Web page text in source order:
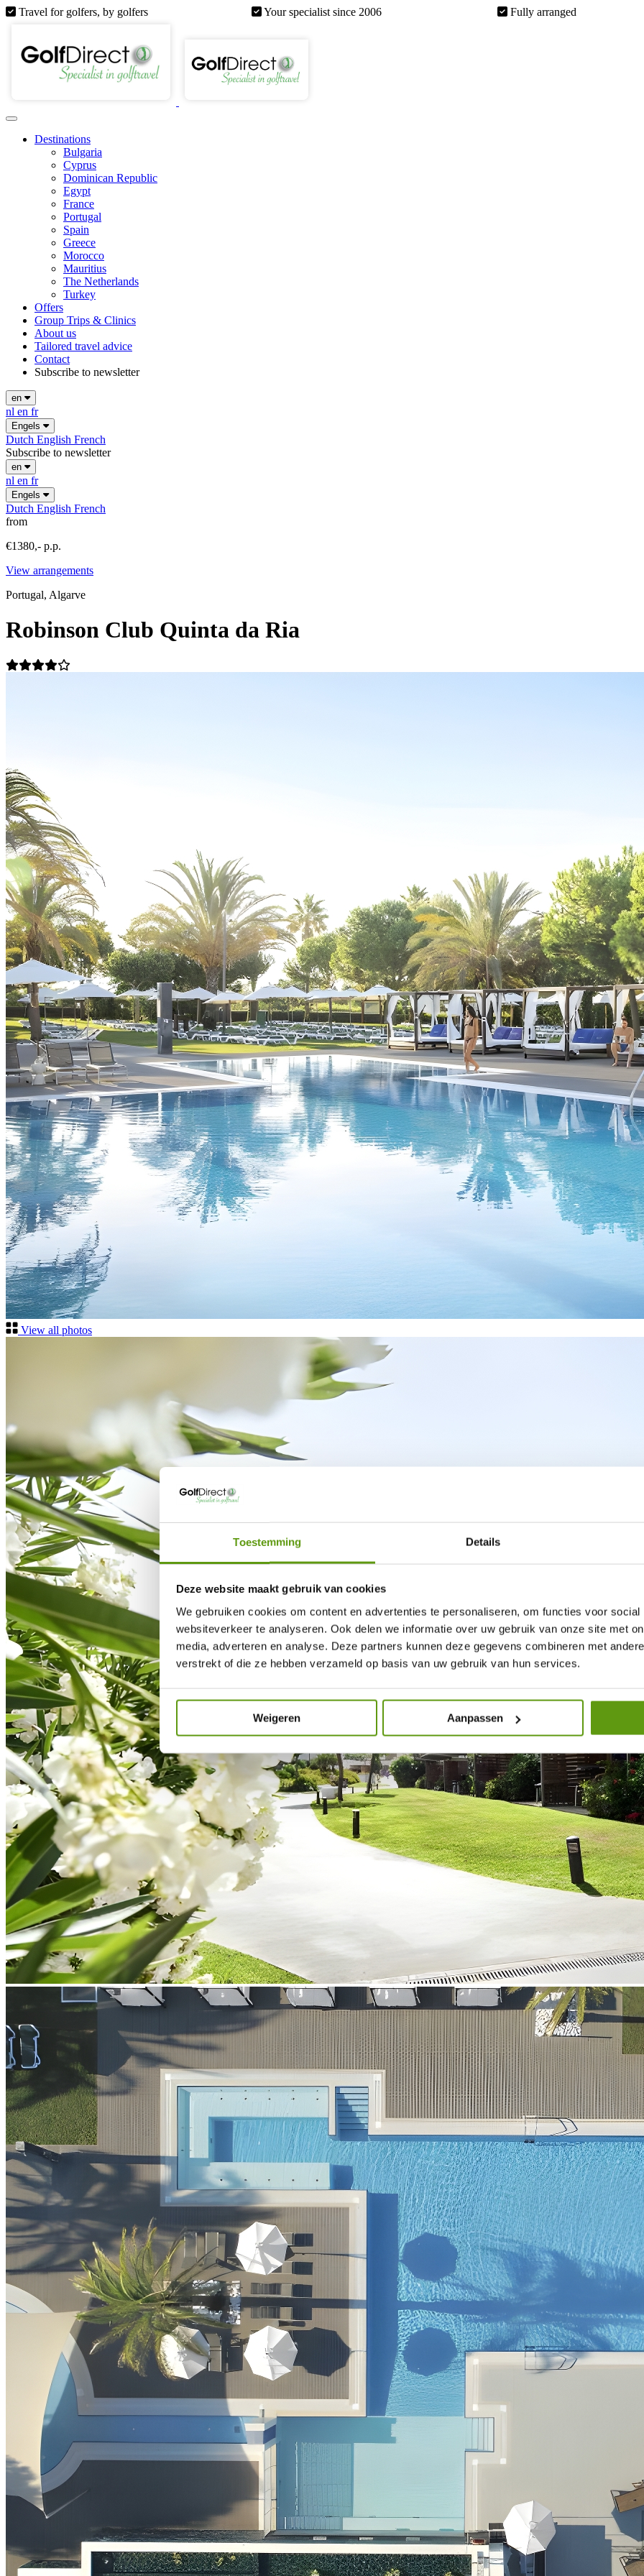
Toestemming Details
Deze website maakt gebruik van cookies
We gebruiken cookies om content en advertenties te personaliseren, om functies voor
websiteverkeer te analyseren. Ook delen we informatie over uw gebruik van onze site met
media, adverteren en analyse. Deze partners kunnen deze gegevens combineren met
verstrekt of die ze hebben verzameld op basis van uw gebruik van hun services.
Weigeren Aanpassen
Travel for golfers, by golfers Your specialist since 2006 Fully arranged
Destinations
Bulgaria
Cyprus
Dominican Republic
Egypt
France
Portugal
Spain
Greece
Morocco
Mauritius
The Netherlands
Turkey
Offers
Group Trips & Clinics
About us
Tailored travel advice
Contact
Subscribe to newsletter
en
nl en fr
Engels
Dutch English French
Subscribe to newsletter
en
nl en fr
Engels
Dutch English French
from
€1380,- p.p.
View arrangements
Portugal, Algarve
Robinson Club Quinta da Ria
View all photos